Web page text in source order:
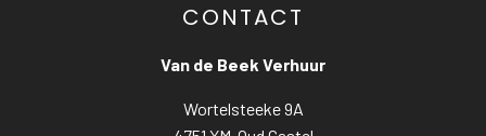
CONTACT
Van de Beek Verhuur
Wortelsteeke 9A